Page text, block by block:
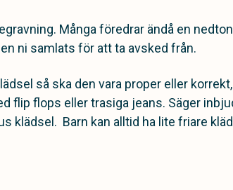
Många föredrar ändå en
ni samlats för att ta avsked från.
så ska den vara proper eller
flip flops eller trasiga jeans. Säger
klädsel. Barn kan alltid ha lite friare